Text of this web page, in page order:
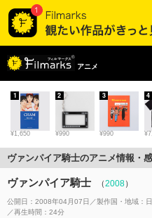
アニメ
¥1,650
1
¥990
2
¥990
3 4
ヴァンパイア騎士のアニメ情報・
ヴァンパイア騎士 （2008）
公開日：2008年04月07日 製作国・地域：
再生時間：24分